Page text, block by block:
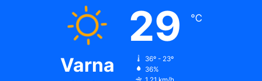
Varna
29 ℃
36º - 23º
36%